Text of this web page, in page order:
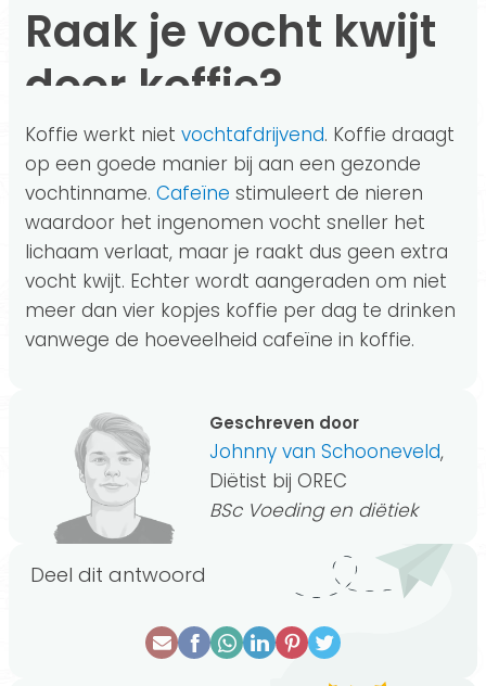
Raak je vocht kwijt
door koffie?
Koffie werkt niet vochtafdrijvend. Koffie draagt
op een goede manier bij aan een gezonde
vochtinname. Cafeïne stimuleert de nieren
waardoor het ingenomen vocht sneller het
lichaam verlaat, maar je raakt dus geen extra
vocht kwijt. Echter wordt aangeraden om niet
meer dan vier kopjes koffie per dag te drinken
vanwege de hoeveelheid cafeïne in koffie.
Geschreven door
Johnny van Schooneveld,
Diëtist bij OREC
BSc Voeding en diëtiek
Deel dit antwoord